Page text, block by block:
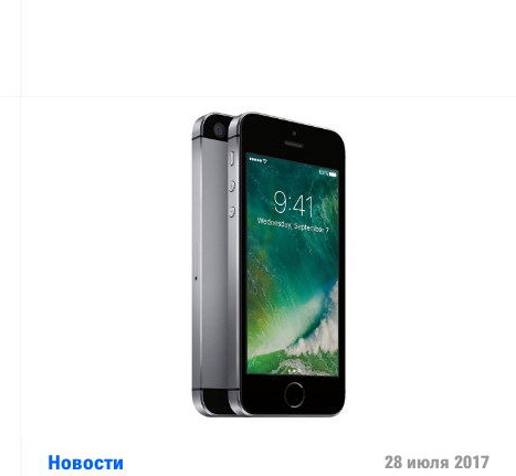
Новости 28 июля 2017